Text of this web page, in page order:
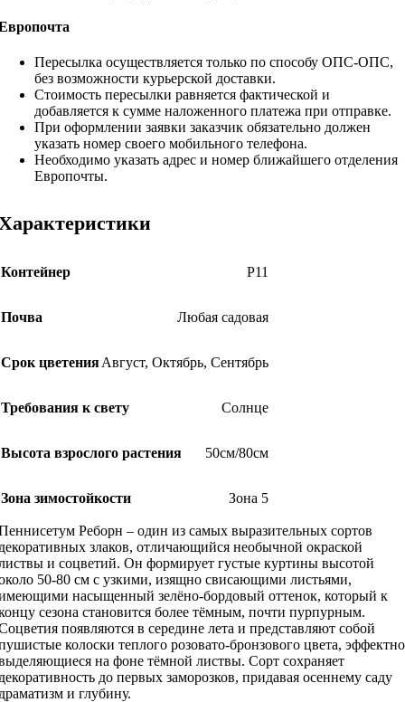
Пересылка осуществляется только по способу ОПС-ОПС,
без возможности курьерской доставки.
Стоимость пересылки равняется фактической и
добавляется к сумме наложенного платежа при отправке.
При оформлении заявки заказчик обязательно должен
указать номер своего мобильного телефона.
Необходимо указать адрес и номер ближайшего отделения
Европочты.
Контейнер Р11
Почва Любая садовая
Срок цветенияАвгуст, Октябрь, Сентябрь
Требования к свету Солнце
Высота взрослого растения 50см/80см
Зона зимостойкости Зона 5
Реборн – один из самых выразительных сортов
злаков, отличающийся необычной окраской
и соцветий. Он формирует густые куртины высотой
50-80 см с узкими, изящно свисающими листьями,
насыщенный зелёно-бордовый оттенок, который к
сезона становится более тёмным, почти пурпурным.
появляются в середине лета и представляют собой
колоски теплого розовато-бронзового цвета, эффектно
на фоне тёмной листвы. Сорт сохраняет
до первых заморозков, придавая осеннему саду
и глубину.